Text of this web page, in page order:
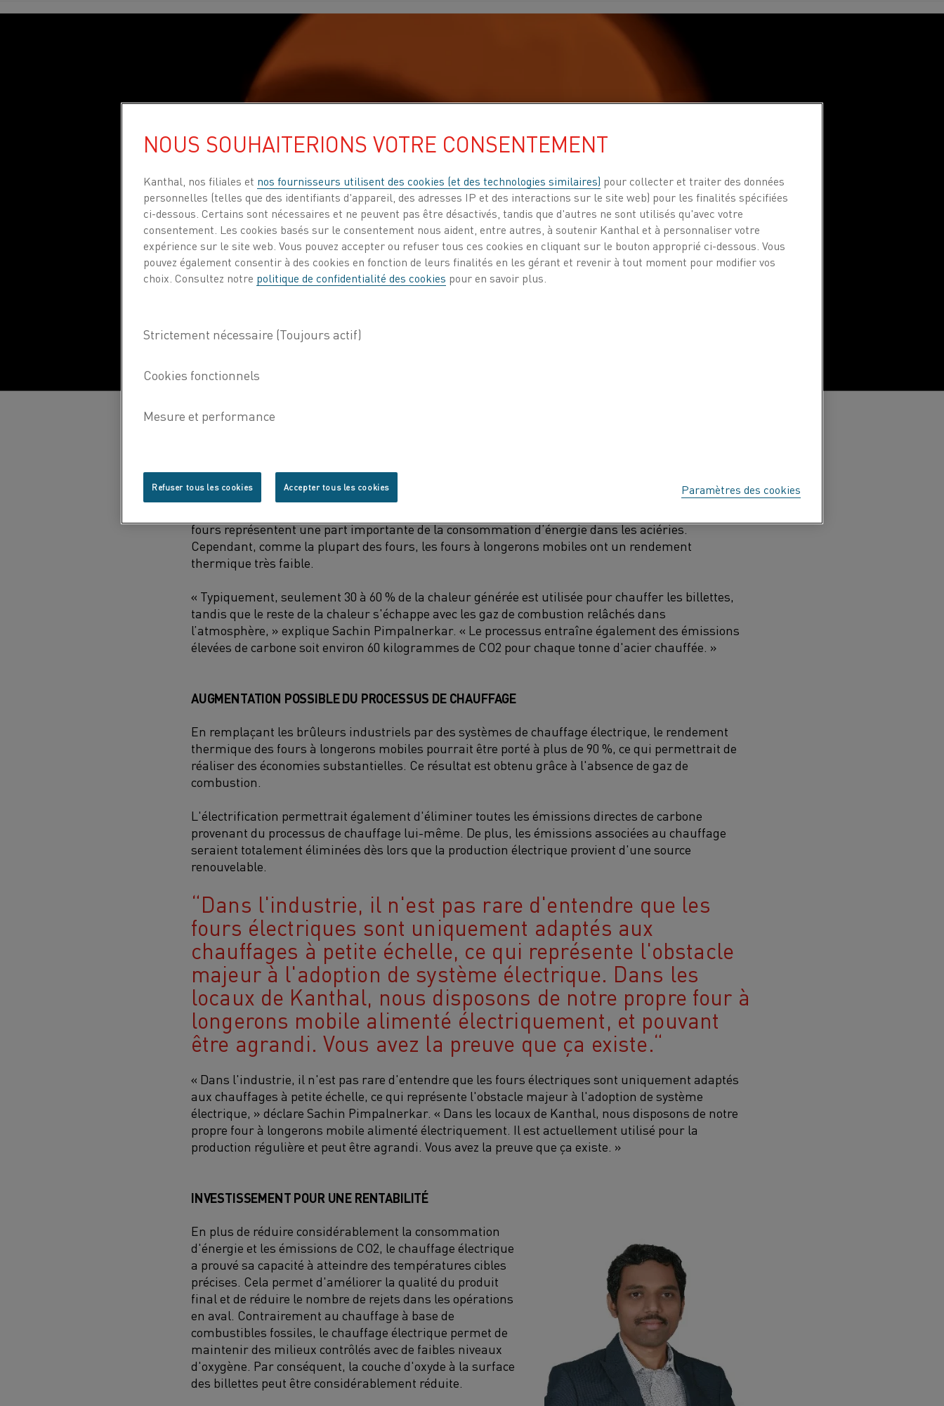
les opérations en aval telles que le laminage et le forgeage
utilisés pour cette opération de chauffage doivent atteindre une température cible régulière sur
foursreprésentent une partimportantede la consommation d’énergie dans les aciéries.
Cependant, comme la plupart des fours, les fours à longerons mobiles ont un rendement
thermique très faible
« Typiquement, seulement 30 à 60 % de la chaleur générée est utilisée pour chauffer les billettes,
tandis que le reste de la chaleurs'échappe avec les gaz de combustion relâchés dans
l’atmosphère, » explique Sachin Pimpalnerkar. « Le processus entraîne également des émissions
élevées de carbone soit environ 60 kilogrammes de CO2 pour chaque tonne d'acier chauffée. »
AUGMENTATION POSSIBLE DU PROCESSUS DE CHAUFFAGE
En remplaçant les brûleurs industriels par des systèmes de chauffage électrique, le rendement
thermique des fours à longerons mobiles pourrait être porté à plus de 90 %, ce qui permettrait de
réaliser des économies substantielles. Ce résultat est obtenu grâce à l'absence de gaz de
combustion.
L'électrification permettrait également d'éliminer toutes les émissions directes de carbone
provenant du processus de chauffage lui-même. De plus, les émissions associées au chauffage
seraient totalement éliminées dès lors que la production électrique provient d'une source
renouvelable.
Dans l'industrie, il n'est pas rare d'entendre que les
fours électriques sont uniquement adaptés aux
chauffages à petite échelle, ce qui représente l'obstacle
majeur à l'adoption de système électrique. Dans les
locaux de Kanthal, nous disposons de notre propre four à
longerons mobile alimenté électriquement, et pouvant
être agrandi. Vous avez la preuve que ça existe.
« Dans l'industrie, il n'est pas rare d'entendre que les fours électriques sont uniquement adaptés
aux chauffages à petite échelle, ce qui représente l'obstacle majeur à l'adoption de système
électrique, » déclare Sachin Pimpalnerkar. « Dans les locaux de Kanthal, nous disposons de notre
propre four à longerons mobile alimenté électriquement. Il est actuellement utilisé pour la
production régulière et peut être agrandi. Vous avez la preuve que ça existe. »
INVESTISSEMENT POUR UNE RENTABILITÉ
En plus de réduire considérablement la consommation
d'énergie et les émissions de CO2, le chauffage électrique
a prouvé sa capacité à atteindre des températures cibles
précises. Cela permet d'améliorer la qualité du produit
final et de réduire le nombre de rejets dans les opérations
en aval. Contrairement au chauffage à base de
combustibles fossiles, le chauffage électrique permet de
maintenir des milieux contrôlés avec de faibles niveaux
d'oxygène. Par conséquent, la couche d'oxyde à la surface
des billettes peut être considérablement réduite.
NOUS SOUHAITERIONS VOTRE CONSENTEMENT
Kanthal, nos filiales et nos fournisseurs utilisent des cookies (et des technologies similaires) pour collecter et traiter des données
personnelles (telles que des identifiants d'appareil, des adresses IP et des interactions sur le site web) pour les finalités spécifiées
ci-dessous. Certains sont nécessaires et ne peuvent pas être désactivés, tandis que d'autres ne sont utilisés qu'avec votre
consentement. Les cookies basés sur le consentement nous aident, entre autres, à soutenir Kanthal et à personnaliser votre
expérience sur le site web. Vous pouvez accepter ou refuser tous ces cookies en cliquant sur le bouton approprié ci-dessous. Vous
pouvez également consentir à des cookies en fonction de leurs finalités en les gérant et revenir à tout moment pour modifier vos
choix. Consultez notre politique de confidentialité des cookies pour en savoir plus.
Paramètres des cookies
Refuser tous les cookies Accepter tous les cookies